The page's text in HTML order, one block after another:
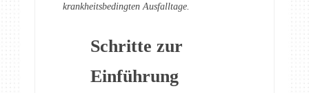
krankheitsbedingten Ausfalltage.
Schritte zur
Einführung